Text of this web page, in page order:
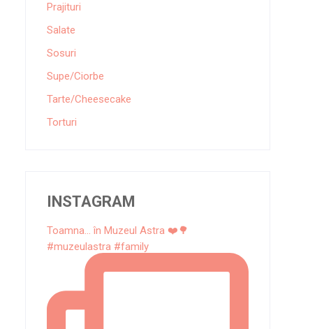
Prajituri
Salate
Sosuri
Supe/Ciorbe
Tarte/Cheesecake
Torturi
INSTAGRAM
Toamna... în Muzeul Astra ❤️🌳
#muzeulastra #family